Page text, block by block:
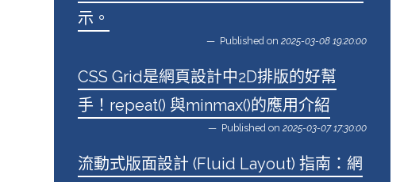
示。
Published on 2025-03-08 19:20:00
CSS Grid是網頁設計中2D排版的好幫
手！repeat() 與minmax()的應用介紹
Published on 2025-03-07 17:30:00
流動式版面設計 (Fluid Layout) 指南：網